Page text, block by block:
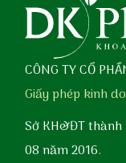
CÔNG TY CỔ
Giấy phép kinh
Sở KH&ĐT
08 năm 2016.